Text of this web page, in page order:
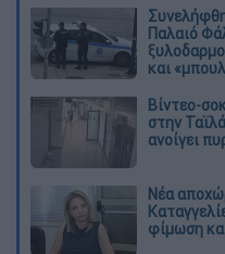
Παλαιό
και
Βίντεο-
στην
ανοίγει
Νέα
φίμωση